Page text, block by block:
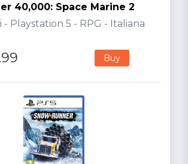
40,000: Space Marine 2
- Playstation 5 - RPG - Italiana
Buy